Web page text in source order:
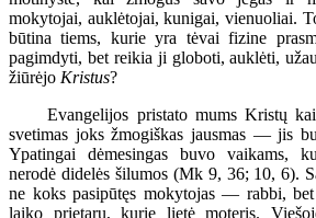
mokytojai, auklėtojai, kunigai, vienuoliai.
būtina tiems, kurie yra tėvai fizine
pagimdyti, bet reikia ji globoti, auklėti,
žiūrėjo Kristus?
Evangelijos pristato mums Kristų
svetimas joks žmogiškas jausmas — jis
Ypatingai dėmesingas buvo vaikams,
nerodė didelės šilumos (Mk 9, 36; 10, 6).
ne koks pasipūtęs mokytojas — rabbi, bet
laiko prietarų, kurie lietė moteris.